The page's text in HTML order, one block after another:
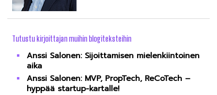
Tutustu kirjoittajan muihin blogiteksteihin
Anssi Salonen: Sijoittamisen mielenkiintoinen
aika
Anssi Salonen: MVP, PropTech, ReCoTech –
hyppää startup-kartalle!